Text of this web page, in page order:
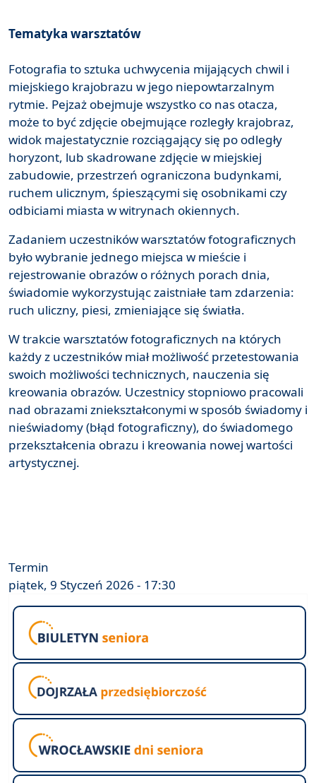
Tematyka warsztatów
Fotografia to sztuka uchwycenia mijających chwil i
miejskiego krajobrazu w jego niepowtarzalnym
rytmie. Pejzaż obejmuje wszystko co nas otacza,
może to być zdjęcie obejmujące rozległy krajobraz,
widok majestatycznie rozciągający się po odległy
horyzont, lub skadrowane zdjęcie w miejskiej
zabudowie, przestrzeń ograniczona budynkami,
ruchem ulicznym, śpieszącymi się osobnikami czy
odbiciami miasta w witrynach okiennych.
Zadaniem uczestników warsztatów fotograficznych
było wybranie jednego miejsca w mieście i
rejestrowanie obrazów o różnych porach dnia,
świadomie wykorzystując zaistniałe tam zdarzenia:
ruch uliczny, piesi, zmieniające się światła.
W trakcie warsztatów fotograficznych na których
każdy z uczestników miał możliwość przetestowania
swoich możliwości technicznych, nauczenia się
kreowania obrazów. Uczestnicy stopniowo pracowali
nad obrazami zniekształconymi w sposób świadomy i
nieświadomy (błąd fotograficzny), do świadomego
przekształcenia obrazu i kreowania nowej wartości
artystycznej.
Termin
piątek, 9 Styczeń 2026 - 17:30